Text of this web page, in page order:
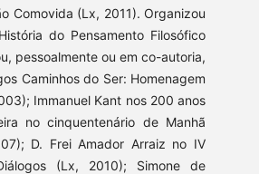
Comovida (Lx, 2011). Organizou
do Pensamento Filosófico
pessoalmente ou em co-autoria,
Caminhos do Ser: Homenagem
Immanuel Kant nos 200 anos
no cinquentenário de Manhã
D. Frei Amador Arraiz no IV
(Lx, 2010); Simone de